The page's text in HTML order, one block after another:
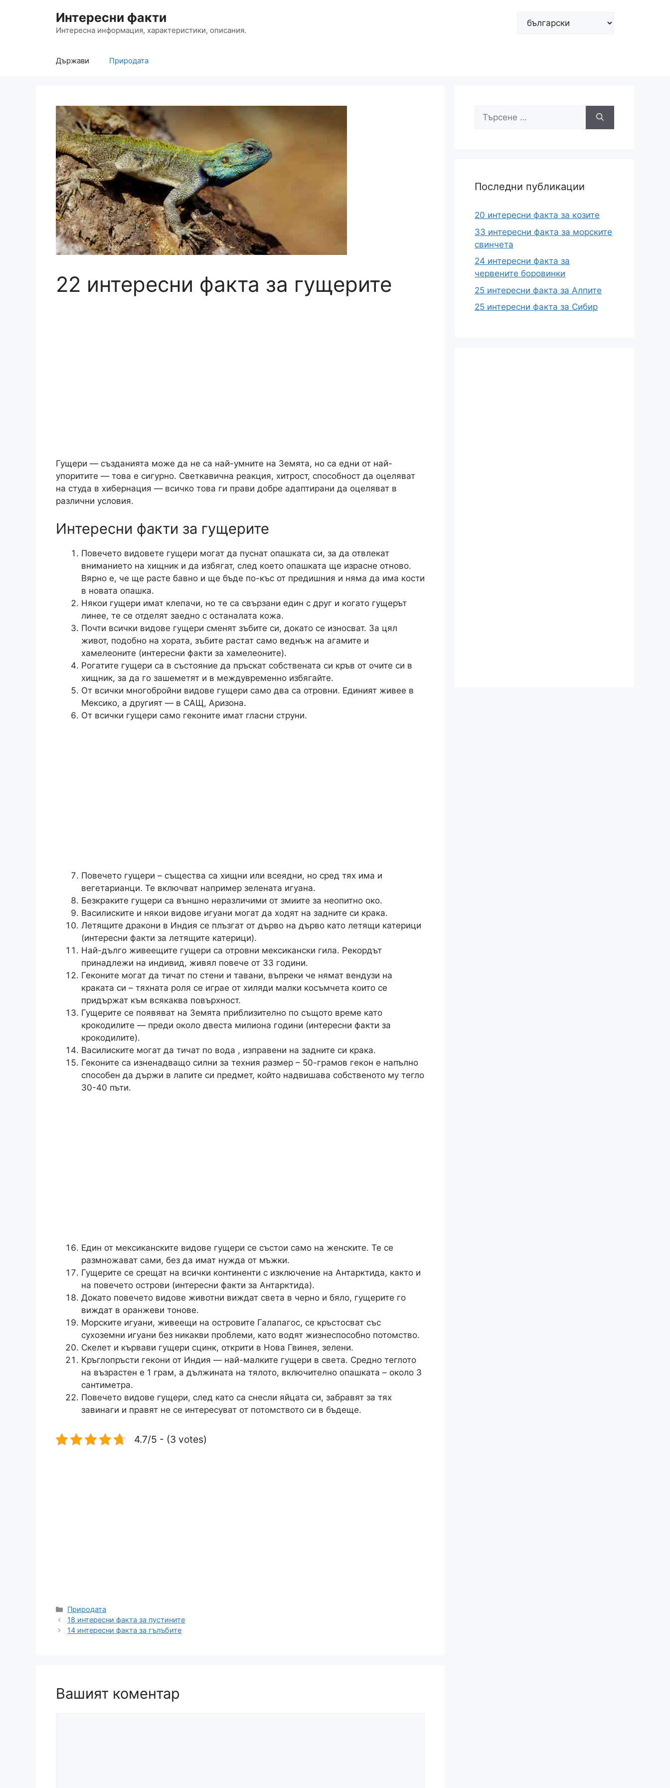
съдържаниетоИнтересни факти
Интересна информация, характеристики, описания.
Изберете
Държави Природата
22 интересни факта за гущерите
Гущери — създанията може да не са най-умните на Земята, но са едни от най-
упоритите — това е сигурно. Светкавична реакция, хитрост, способност да оцеляват
на студа в хибернация — всичко това ги прави добре адаптирани да оцеляват в
различни условия.
Интересни факти за гущерите
Повечето видовете гущери могат да пуснат опашката си, за да отвлекат
вниманието на хищник и да избягат, след което опашката ще израсне отново.
Вярно е, че ще расте бавно и ще бъде по-къс от предишния и няма да има кости
в новата опашка.
Някои гущери имат клепачи, но те са свързани един с друг и когато гущерът
линее, те се отделят заедно с останалата кожа.
Почти всички видове гущери сменят зъбите си, докато се износват. За цял
живот, подобно на хората, зъбите растат само веднъж на агамите и
хамелеоните (интересни факти за хамелеоните).
Рогатите гущери са в състояние да пръскат собствената си кръв от очите си в
хищник, за да го зашеметят и в междувременно избягайте.
От всички многобройни видове гущери само два са отровни. Единият живее в
Мексико, а другият — в САЩ, Аризона.
От всички гущери само геконите имат гласни струни.
Повечето гущери – същества са хищни или всеядни, но сред тях има и
вегетарианци. Те включват например зелената игуана.
Безкраките гущери са външно неразличими от змиите за неопитно око.
Василиските и някои видове игуани могат да ходят на задните си крака.
Летящите дракони в Индия се плъзгат от дърво на дърво като летящи катерици
(интересни факти за летящите катерици).
Най-дълго живеещите гущери са отровни мексикански гила. Рекордът
принадлежи на индивид, живял повече от 33 години.
Геконите могат да тичат по стени и тавани, въпреки че нямат вендузи на
краката си – тяхната роля се играе от хиляди малки косъмчета които се
придържат към всякаква повърхност.
Гущерите се появяват на Земята приблизително по същото време като
крокодилите — преди около двеста милиона години (интересни факти за
крокодилите).
Василиските могат да тичат по вода , изправени на задните си крака.
Геконите са изненадващо силни за техния размер – 50-грамов гекон е напълно
способен да държи в лапите си предмет, който надвишава собственото му тегло
30-40 пъти.
Един от мексиканските видове гущери се състои само на женските. Те се
размножават сами, без да имат нужда от мъжки.
Гущерите се срещат на всички континенти с изключение на Антарктида, както и
на повечето острови (интересни факти за Антарктида).
Докато повечето видове животни виждат света в черно и бяло, гущерите го
виждат в оранжеви тонове.
Морските игуани, живеещи на островите Галапагос, се кръстосват със
сухоземни игуани без никакви проблеми, като водят жизнеспособно потомство.
Скелет и кървави гущери сцинк, открити в Нова Гвинея, зелени.
Кръглопръсти гекони от Индия — най-малките гущери в света. Средно теглото
на възрастен е 1 грам, а дължината на тялото, включително опашката – около 3
сантиметра.
Повечето видове гущери, след като са снесли яйцата си, забравят за тях
завинаги и правят не се интересуват от потомството си в бъдеще.
4.7/5 - (3 votes)
Категории
Природата
18 интересни факта за пустините
14 интересни факта за гълъбите
Вашият коментар
Търсене
Последни публикации
20 интересни факта за козите
33 интересни факта за морските
свинчета
24 интересни факта за
червените боровинки
25 интересни факта за Алпите
25 интересни факта за Сибир